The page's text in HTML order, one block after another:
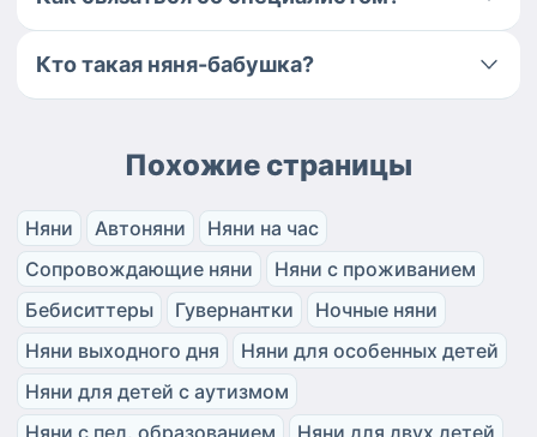
Кто такая няня-бабушка?
Похожие страницы
Няни Автоняни
Няни на час
Сопровождающие няни
Няни с проживанием
Бебиситтеры
Гувернантки
Ночные няни
Няни выходного дня
Няни для особенных детей
Няни для детей с аутизмом